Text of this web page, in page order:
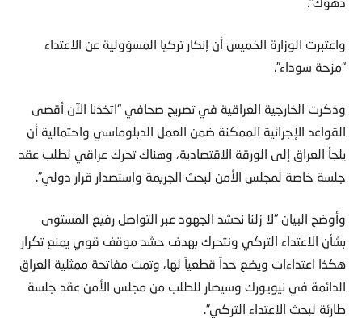
واعتبرت الوزارة الخميس أن إنكار تركيا المسؤولية عن الاعتداء
“مزحة سوداء”.
وذكرت الخارجية العراقية في تصريح صحافي “اتخذنا الآن أقصى
القواعد الإجرائية الممكنة ضمن العمل الدبلوماسي واحتمالية أن
يلجأ العراق إلى الورقة الاقتصادية، وهناك تحرك عراقي لطلب عقد
جلسة خاصة لمجلس الأمن لبحث الجريمة واستصدار قرار دولي”.
وأوضح البيان “لا زلنا نحشد الجهود عبر التواصل رفيع المستوى
بشأن الاعتداء التركي ونتحرك بهدف حشد موقف قوي يمنع تكرار
هكذا اعتداءات ويضع حداً قطعياً لها، وتمت مفاتحة ممثلية العراق
الدائمة في نيويورك وسيصار للطلب من مجلس الأمن عقد جلسة
طارئة لبحث الاعتداء التركي”.